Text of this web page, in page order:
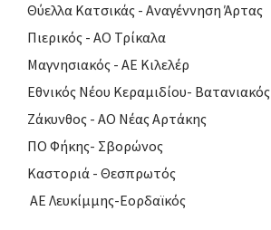
Θύελλα Κατσικάς - Αναγέννηση Άρτας
Πιερικός - ΑΟ Τρίκαλα
Μαγνησιακός - ΑΕ Κιλελέρ
Εθνικός Νέου Κεραμιδίου- Βατανιακός
Ζάκυνθος - ΑΟ Νέας Αρτάκης
ΠΟ Φήκης- Σβορώνος
Καστοριά - Θεσπρωτός
ΑΕ Λευκίμμης-Εορδαϊκός